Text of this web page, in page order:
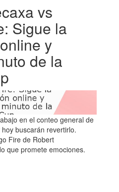
vs
Sigue la
y
de la
en el conteo general de
buscarán revertirlo.
Fire de Robert
que promete emociones.